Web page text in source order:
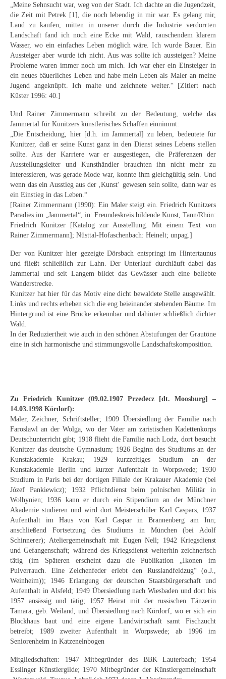
Schwäbische Künstler
Weitere
Expressiver Realismus
Motive
Abstraktion
Industrie & Arbeit
Mediterrane Landschaft
Norddeutsche Landschaften
Süddeutsche Landschaft
Selbstbildnisse
Stillleben
Neues
Tägliche Dosis Kunst
Themenflyer
Themenflyer: Trügerische Idyllen
Themenflyer: Buch und Schrift in der Kunst
Themenflyer: Sehnsucht Süden
Themenflyer: Ernst Geitlinger
Themenflyer: Michel Wagner
Weitere Themenflyer
Buchempfehlungen
Richild Holt – Farbe und Linie
Theodor Zeller (1900-1986) Maler und
Visionär
Walter Becker (1893-1984) Malerei und Grafik
Der Maler Richard Sprick (1901-1976)
Suche
Über Uns
Kontakt
Publikationsliste
Über Uns
„Meine Sehnsucht war, weg von der Stadt. Ich dachte an die Jugendzeit,
die Zeit mit Petrek [1], die noch lebendig in mir war. Es gelang mir,
Land zu kaufen, mitten in unserer durch die Industrie verdorrten
Landschaft fand ich noch eine Ecke mit Wald, rauschendem klarem
Wasser, wo ein einfaches Leben möglich wäre. Ich wurde Bauer. Ein
Aussteiger aber wurde ich nicht. Aus was sollte ich aussteigen? Meine
Probleme waren immer noch um mich. Ich war eher ein Einsteiger in
ein neues bäuerliches Leben und habe mein Leben als Maler an meine
Jugend angeknüpft. Ich malte und zeichnete weiter.“ [Zitiert nach
Küster 1996: 40.]
Und Rainer Zimmermann schreibt zu der Bedeutung, welche das
Jammertal für Kunitzers künstlerisches Schaffen einnimmt:
„Die Entscheidung, hier [d.h. im Jammertal] zu leben, bedeutete für
Kunitzer, daß er seine Kunst ganz in den Dienst seines Lebens stellen
sollte. Aus der Karriere war er ausgestiegen, die Präferenzen der
Ausstellungsleiter und Kunsthändler brauchten ihn nicht mehr zu
interessieren, was gerade Mode war, konnte ihm gleichgültig sein. Und
wenn das ein Ausstieg aus der ‚Kunst‘ gewesen sein sollte, dann war es
ein Einstieg in das Leben.“
[Rainer Zimmermann (1990): Ein Maler steigt ein. Friedrich Kunitzers
Paradies im „Jammertal“, in: Freundeskreis bildende Kunst, Tann/Rhön:
Friedrich Kunitzer [Katalog zur Ausstellung. Mit einem Text von
Rainer Zimmermann]; Nüsttal-Hofaschenbach: Heinelt; unpag.]
Der von Kunitzer hier gezeigte Dörsbach entspringt im Hintertaunus
und fließt schließlich zur Lahn. Der Unterlauf durchläuft dabei das
Jammertal und seit Langem bildet das Gewässer auch eine beliebte
Wanderstrecke.
Kunitzer hat hier für das Motiv eine dicht bewaldete Stelle ausgewählt.
Links und rechts erheben sich die eng beieinander stehenden Bäume. Im
Hintergrund ist eine Brücke erkennbar und dahinter schließlich dichter
Wald.
In der Reduziertheit wie auch in den schönen Abstufungen der Grautöne
eine in sich harmonische und stimmungsvolle Landschaftskomposition.
Zu Friedrich Kunitzer (09.02.1907 Przedecz [dt. Moosburg] –
14.03.1998 Kördorf):
Maler, Zeichner, Schriftsteller; 1909 Übersiedlung der Familie nach
Faroslawl an der Wolga, wo der Vater am zaristischen Kadettenkorps
Deutschunterricht gibt; 1918 flieht die Familie nach Lodz, dort besucht
Kunitzer das deutsche Gymnasium; 1926 Beginn des Studiums an der
Kunstakademie Krakau; 1929 kurzzeitiges Studium an der
Kunstakademie Berlin und kurzer Aufenthalt in Worpswede; 1930
Studium in Paris bei der dortigen Filiale der Krakauer Akademie (bei
Józef Pankiewicz); 1932 Pflichtdienst beim polnischen Militär in
Wolhynien; 1936 kann er durch ein Stipendium an der Münchner
Akademie studieren und wird dort Meisterschüler Karl Caspars; 1937
Aufenthalt im Haus von Karl Caspar in Brannenberg am Inn;
anschließend Fortsetzung des Studiums in München (bei Adolf
Schinnerer); Ateliergemeinschaft mit Eugen Nell; 1942 Kriegsdienst
und Gefangenschaft; während des Kriegsdienst weiterhin zeichnerisch
tätig (im Späteren erscheint dazu die Publikation „Ikonen im
Pulverrauch. Eine Zeichenfeder erlebt den Russlandfeldzug“ (o.J.,
Weinheim)); 1946 Erlangung der deutschen Staatsbürgerschaft und
Aufenthalt in Alsfeld; 1949 Übersiedlung nach Wiesbaden und dort bis
1957 ansässig und tätig; 1957 Heirat mit der russischen Tänzerin
Tamara, geb. Weiland, und Übersiedlung nach Kördorf, wo er sich ein
Blockhaus baut und eine eigene Landwirtschaft samt Fischzucht
betreibt; 1989 zweiter Aufenthalt in Worpswede; ab 1996 im
Seniorenheim in Katzenelnbogen
Mitgliedschaften: 1947 Mitbegründer des BBK Lauterbach; 1954
Esslinger Künstlergilde; 1970 Mitbegründer der Künstlergemeinschaft